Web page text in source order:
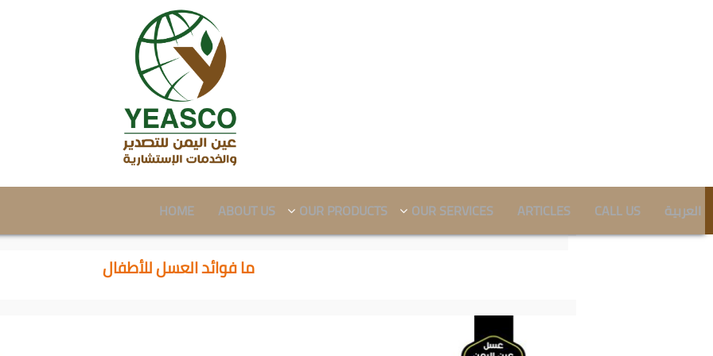
HOME ABOUT US OUR PRODUCTS OUR SERVICES ARTICLES CALL US العربية
ما فوائد العسل للأطفال